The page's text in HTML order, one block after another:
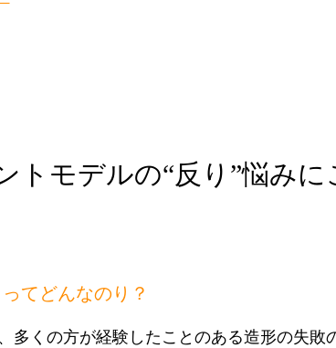
トモデルの“反り”悩みに
てどんなのり？
多くの方が経験したことのある造形の失敗